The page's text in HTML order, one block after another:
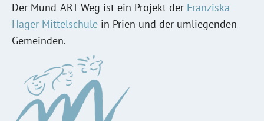
Der Mund-ART Weg ist ein Projekt der Franziska
Hager Mittelschulein Prien und der umliegenden
Gemeinden.